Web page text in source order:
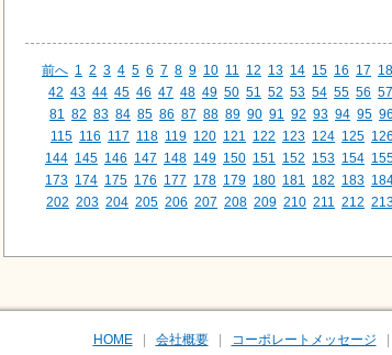
前へ 1 2 3 4 5 6 7 8 9 10 11 12 13 14 15 16 17 18
42 43 44 45 46 47 48 49 50 51 52 53 54 55 56 57
81
82 83 84 85 86 87 88 89 90 91 92 93 94 95 96
115 116 117 118 119 120 121 122 123 124 125 126
144 145 146 147 148 149 150 151 152 153 154
173 174 175 176 177 178 179 180 181 182 183
202 203 204 205 206 207 208 209 210 211 212
HOME 会社概要 コーポレートメッセージ